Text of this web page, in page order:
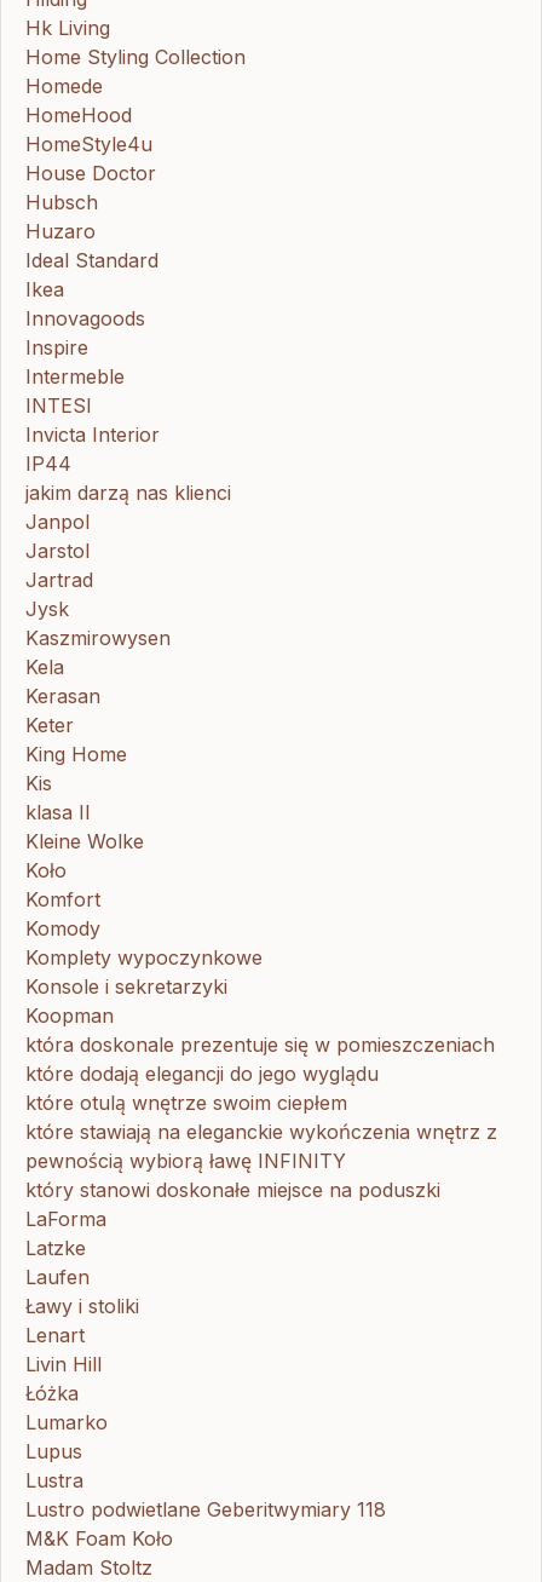
Hk Living
Home Styling Collection
Homede
HomeHood
HomeStyle4u
House Doctor
Hubsch
Huzaro
Ideal Standard
Ikea
Innovagoods
Inspire
Intermeble
INTESI
Invicta Interior
IP44
jakim darzą nas klienci
Janpol
Jarstol
Jartrad
Jysk
Kaszmirowysen
Kela
Kerasan
Keter
King Home
Kis
klasa II
Kleine Wolke
Koło
Komfort
Komody
Komplety wypoczynkowe
Konsole i sekretarzyki
Koopman
która doskonale prezentuje się w pomieszczeniach
które dodają elegancji do jego wyglądu
które otulą wnętrze swoim ciepłem
które stawiają na eleganckie wykończenia wnętrz z
pewnością wybiorą ławę INFINITY
który stanowi doskonałe miejsce na poduszki
LaForma
Latzke
Laufen
Ławy i stoliki
Lenart
Livin Hill
Łóżka
Lumarko
Lupus
Lustra
Lustro podwietlane Geberitwymiary 118
M&K Foam Koło
Madam Stoltz